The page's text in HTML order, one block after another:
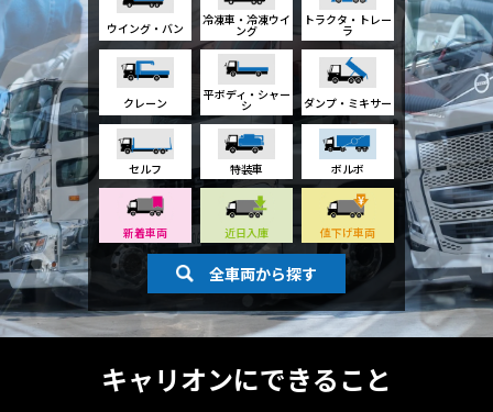
ウイング・バン 冷凍車・冷凍ウイ
ング
トラクタ・トレー
ラ
クレーン 平ボディ・シャー
シ ダンプ・ミキサー
セルフ 特装車 ボルボ
新着車両 近日入庫 値下げ車両
全車両から探す
キャリオンにできること